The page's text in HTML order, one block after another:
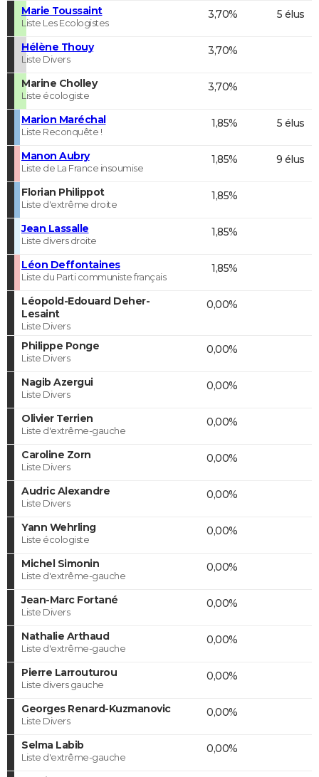
Marie Toussaint
Liste Les Ecologistes
3,70% 5 élus
Hélène Thouy
Liste Divers
3,70%
Marine Cholley
Liste écologiste
3,70%
Marion Maréchal
Liste Reconquête !
1,85% 5 élus
Manon Aubry
Liste de La France insoumise
1,85% 9 élus
Florian Philippot
Liste d'extrême droite
1,85%
Jean Lassalle
Liste divers droite
1,85%
Léon Deffontaines
Liste du Parti communiste français
1,85%
Léopold-Edouard Deher-
Lesaint
Liste Divers
0,00%
Philippe Ponge
Liste Divers
0,00%
Nagib Azergui
Liste Divers
0,00%
Olivier Terrien
Liste d'extrême-gauche
0,00%
Caroline Zorn
Liste Divers
0,00%
Audric Alexandre
Liste Divers
0,00%
Yann Wehrling
Liste écologiste
0,00%
Michel Simonin
Liste d'extrême-gauche
0,00%
Jean-Marc Fortané
Liste Divers
0,00%
Nathalie Arthaud
Liste d'extrême-gauche
0,00%
Pierre Larrouturou
Liste divers gauche
0,00%
Georges Renard-Kuzmanovic
Liste Divers
0,00%
Selma Labib
Liste d'extrême-gauche
0,00%